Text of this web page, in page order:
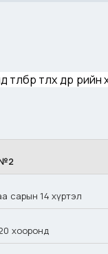
төлөх өдрөө
№2
сарын 14 хүртэл
хооронд